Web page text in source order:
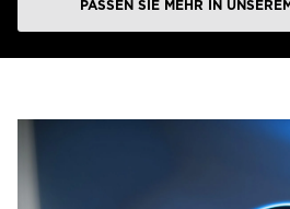
PASSEN SIE MEHR IN